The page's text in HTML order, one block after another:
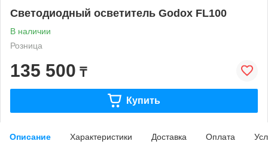
Светодиодный осветитель Godox FL100
В наличии
Розница
135 500 ₸
Купить
Описание Характеристики Доставка Оплата